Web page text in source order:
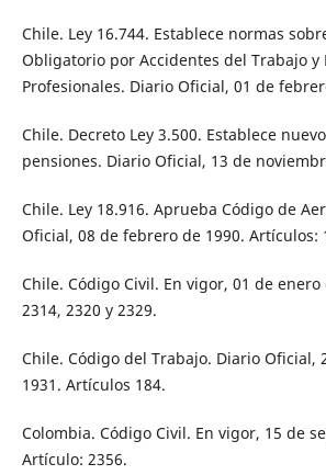
Chile. Ley 16.744. Establece normas
Obligatorio por Accidentes del Trabajo y
Profesionales. Diario Oficial, 01 de
Chile. Decreto Ley 3.500. Establece
pensiones. Diario Oficial, 13 de
Chile. Ley 18.916. Aprueba Código de
Oficial, 08 de febrero de 1990. Artículos:
Chile. Código Civil. En vigor, 01 de
2314, 2320 y 2329.
Chile. Código del Trabajo. Diario Oficial,
1931. Artículos 184.
Colombia. Código Civil. En vigor, 15 de
Artículo: 2356.